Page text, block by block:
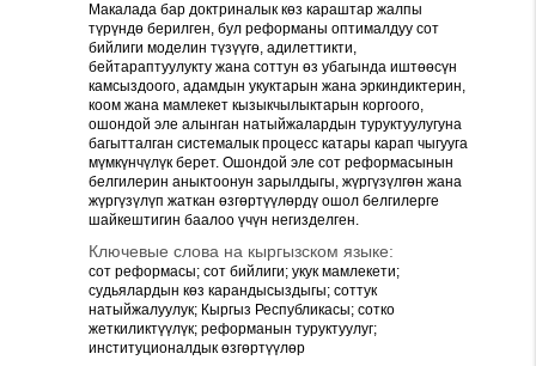
Макалада бар доктриналык көз караштар жалпы
түрүндө берилген, бул реформаны оптималдуу сот
бийлиги моделин түзүүгө, адилеттикти,
бейтараптуулукту жана соттун өз убагында иштөөсүн
камсыздоого, адамдын укуктарын жана эркиндиктерин,
коом жана мамлекет кызыкчылыктарын коргоого,
ошондой эле алынган натыйжалардын туруктуулугуна
багытталган системалык процесс катары карап чыгууга
мүмкүнчүлүк берет. Ошондой эле сот реформасынын
белгилерин аныктоонун зарылдыгы, жүргүзүлгөн жана
жүргүзүлүп жаткан өзгөртүүлөрдү ошол белгилерге
шайкештигин баалоо үчүн негизделген.
Ключевые слова на кыргызском языке:
сот реформасы; сот бийлиги; укук мамлекети;
судьялардын көз карандысыздыгы; соттук
натыйжалуулук; Кыргыз Республикасы; сотко
жеткиликтүүлүк; реформанын туруктуулуг;
институционалдык өзгөртүүлөр